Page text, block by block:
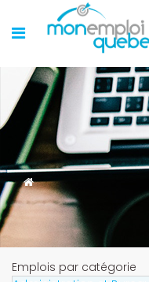
Emplois par catégorie